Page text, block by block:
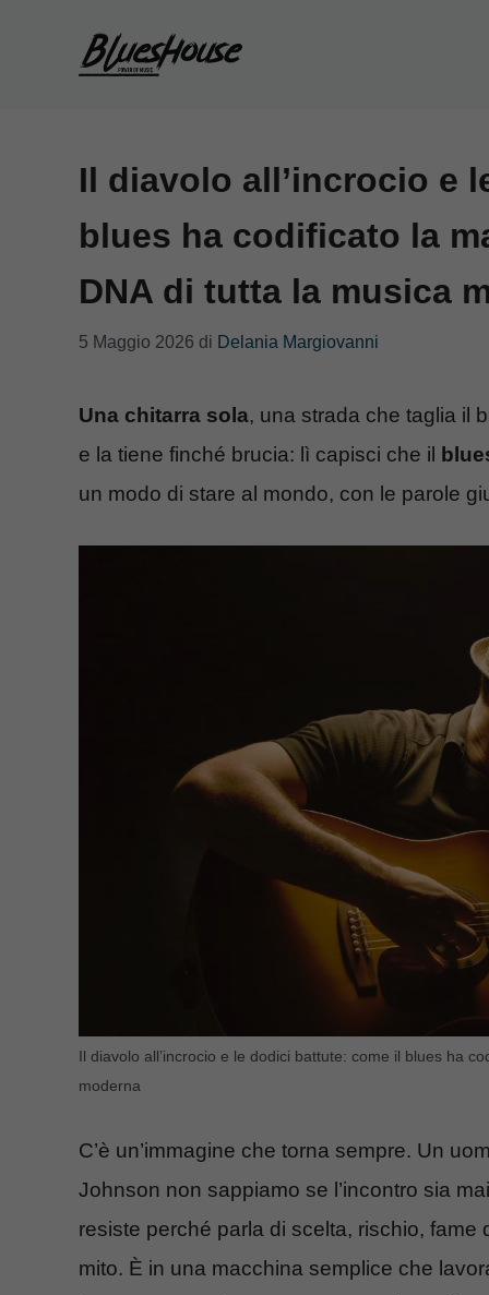
Il diavolo all’incrocio e
blues ha codificato la
DNA di tutta la musica
5 Maggio 2026 di Delania Margiovanni
Una chitarra sola, una strada che taglia il
e la tiene finché brucia: lì capisci che il
un modo di stare al mondo, con le parole
Il diavolo all’incrocio e le dodici battute: come il blues ha
moderna
C’è un’immagine che torna sempre. Un
Johnson non sappiamo se l’incontro sia
resiste perché parla di scelta, rischio, fame
mito. È in una macchina semplice che